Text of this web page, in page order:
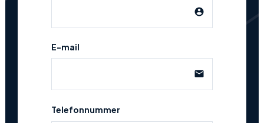
account_circle
E-mail
email
Telefonnummer